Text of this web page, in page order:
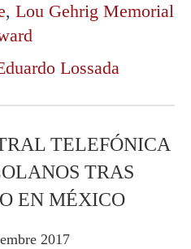
, Lou Gehrig Memorial
Lossada
TELEFÓNICA
TRAS
EN MÉXICO
2017